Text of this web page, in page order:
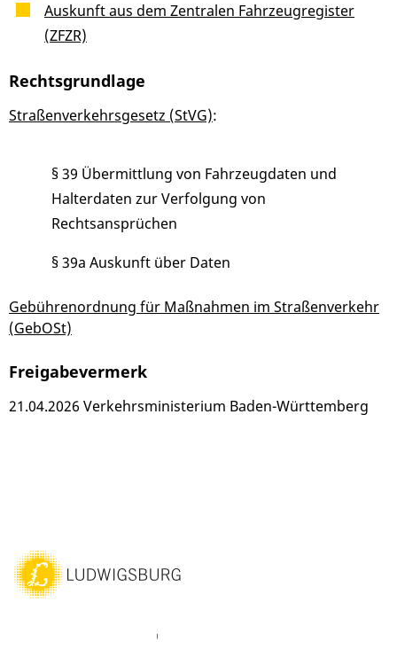
Auskunft aus dem Zentralen Fahrzeugregister
(ZFZR)
Rechtsgrundlage
Straßenverkehrsgesetz (StVG):
§ 39 Übermittlung von Fahrzeugdaten und
Halterdaten zur Verfolgung von
Rechtsansprüchen
§ 39a Auskunft über Daten
Gebührenordnung für Maßnahmen im Straßenverkehr
(GebOSt)
Freigabevermerk
21.04.2026 Verkehrsministerium Baden-Württemberg
LinkedIn